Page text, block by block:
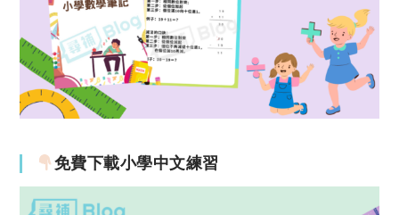
免費下載小學中文練習